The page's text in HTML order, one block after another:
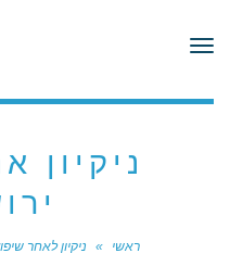
תפריט
ניקיון
ראשי » ניקיון לאחר